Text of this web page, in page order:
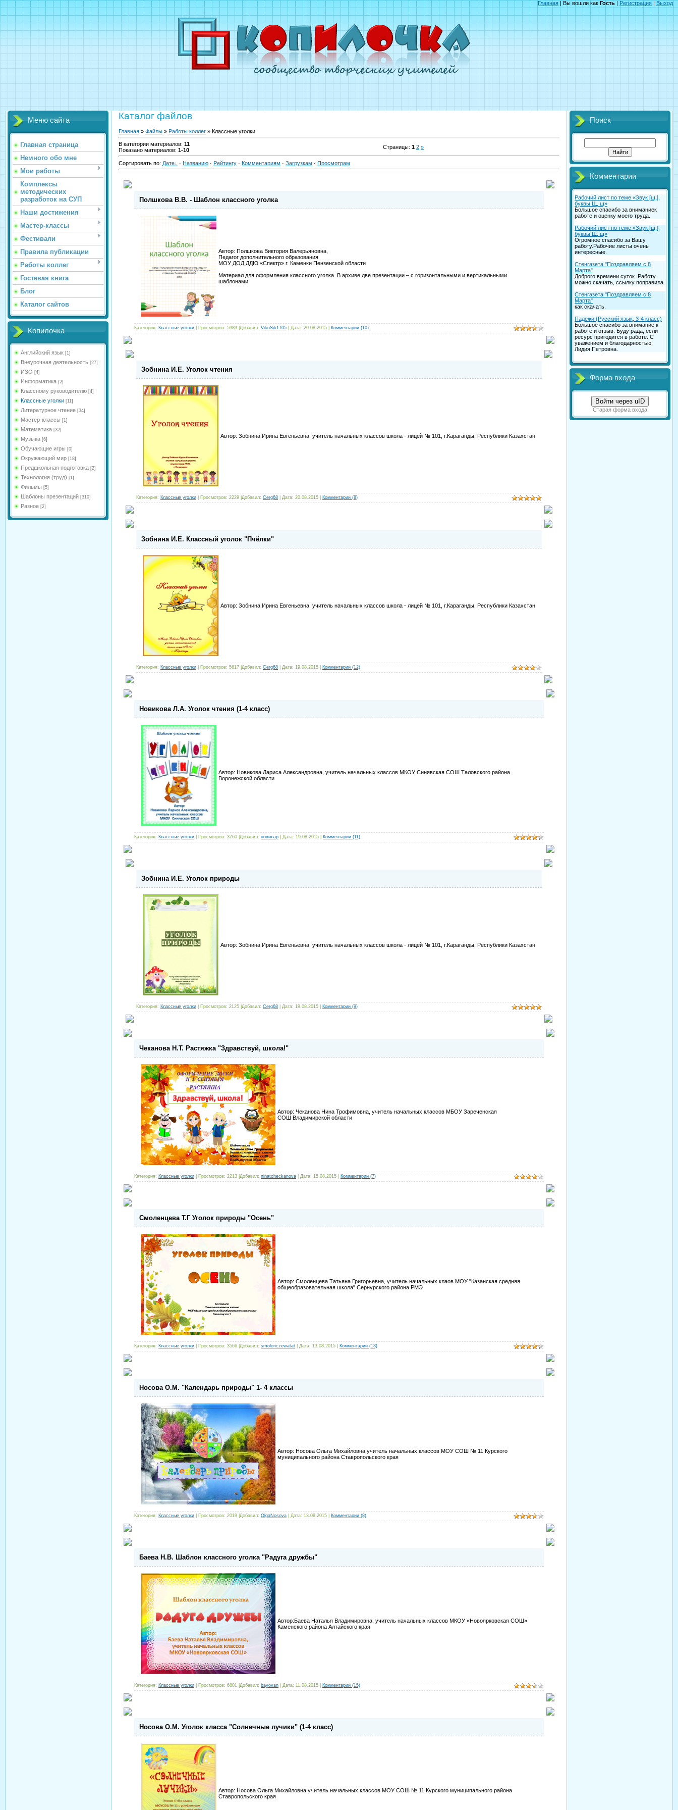
Главная | Вы вошли как Гость | Регистрация | Выход
Меню сайта
Главная страница
Немного обо мне
Мои работы
Комплексы
методических
разработок на СУП
Наши достижения
Мастер-классы
Фестивали
Правила публикации
Работы коллег
Гостевая книга
Блог
Каталог сайтов
Копилочка
Английский язык [1]
Внеурочная деятельность [27]
ИЗО [4]
Информатика [2]
Классному руководителю [4]
Классные уголки [11]
Литературное чтение [34]
Мастер-классы [1]
Математика [32]
Музыка [6]
Обучающие игры [0]
Окружающий мир [18]
Предшкольная подготовка [2]
Технология (труд) [1]
Фильмы [5]
Шаблоны презентаций [310]
Разное [2]
Каталог файлов
Главная » Файлы » Работы коллег » Классные уголки
В категории материалов: 11
Показано материалов: 1-10 Страницы: 1 2 »
Сортировать по: Дате · Названию · Рейтингу · Комментариям · Загрузкам · Просмотрам
Полшкова В.В. - Шаблон классного уголка
Автор: Полшкова Виктория Валерьяновна,
Педагог дополнительного образования
МОУ ДОД ДДЮ «Спектр» г. Каменки Пензенской области
Материал для оформления классного уголка. В архиве две презентации – с горизонтальными и вертикальными
шаблонами.
Категория: Классные уголки | Просмотров: 5989 |Добавил: VikuSik1705 | Дата: 20.08.2015 Комментарии (10)
Зобнина И.Е. Уголок чтения
Автор: Зобнина Ирина Евгеньевна, учитель начальных классов школа - лицей № 101, г.Караганды, Республики Казахстан
Категория: Классные уголки | Просмотров: 2229 |Добавил: Cerg68 | Дата: 20.08.2015 Комментарии (8)
Зобнина И.Е. Классный уголок "Пчёлки"
Автор: Зобнина Ирина Евгеньевна, учитель начальных классов школа - лицей № 101, г.Караганды, Республики Казахстан
Категория: Классные уголки | Просмотров: 5617 |Добавил: Cerg68 | Дата: 19.08.2015 Комментарии (12)
Новикова Л.А. Уголок чтения (1-4 класс)
Автор: Новикова Лариса Александровна, учитель начальных классов МКОУ Синявская СОШ Таловского района
Воронежской области
Категория: Классные уголки | Просмотров: 3760 |Добавил: новилар | Дата: 19.08.2015 Комментарии (11)
Зобнина И.Е. Уголок природы
Автор: Зобнина Ирина Евгеньевна, учитель начальных классов школа - лицей № 101, г.Караганды, Республики Казахстан
Категория: Классные уголки | Просмотров: 2125 |Добавил: Cerg68 | Дата: 19.08.2015 Комментарии (9)
Чеканова Н.Т. Растяжка "Здравствуй, школа!"
Автор: Чеканова Нина Трофимовна, учитель начальных классов МБОУ Зареченская
СОШ Владимирской области
Категория: Классные уголки | Просмотров: 2213 |Добавил: ninatcheckanova | Дата: 15.08.2015 Комментарии (7)
Смоленцева Т.Г Уголок природы "Осень"
Автор: Смоленцева Татьяна Григорьевна, учитель начальных клаов МОУ "Казанская средняя
общеобразовательная школа" Сернурского района РМЭ
Категория: Классные уголки | Просмотров: 3566 |Добавил: smolenczewatat | Дата: 13.08.2015 Комментарии (13)
Носова О.М. "Календарь природы" 1- 4 классы
Автор: Носова Ольга Михайловна учитель начальных классов МОУ СОШ № 11 Курского
муниципального района Ставропольского края
Категория: Классные уголки | Просмотров: 2019 |Добавил: OlgaNosova | Дата: 13.08.2015 Комментарии (8)
Баева Н.В. Шаблон классного уголка "Радуга дружбы"
Автор:Баева Наталья Владимировна, учитель начальных классов МКОУ «Новоярковская СОШ»
Каменского района Алтайского края
Категория: Классные уголки | Просмотров: 6801 |Добавил: bayovan | Дата: 11.08.2015 Комментарии (15)
Носова О.М. Уголок класса "Солнечные лучики" (1-4 класс)
Автор: Носова Ольга Михайловна учитель начальных классов МОУ СОШ № 11 Курского муниципального района
Ставропольского края
Поиск
Комментарии
Рабочий лист по теме «Звук [щ,],
буквы Щ, щ»
Большое спасибо за вниманиек
работе и оценку моего труда.
Рабочий лист по теме «Звук [щ,],
буквы Щ, щ»
Огромное спасибо за Вашу
работу.Рабочие листы очень
интересные.
Стенгазета "Поздравляем с 8
Марта"
Доброго времени суток. Работу
можно скачать, ссылку поправила.
Стенгазета "Поздравляем с 8
Марта"
как скачать.
Падежи (Русский язык, 3-4 класс)
Большое спасибо за внимание к
работе и отзыв. Буду рада, если
ресурс пригодится в работе. С
уважением и благодарностью,
Лидия Петровна.
Форма входа
Войти через uID
Старая форма входа